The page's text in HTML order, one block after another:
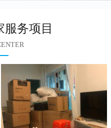
服务项目